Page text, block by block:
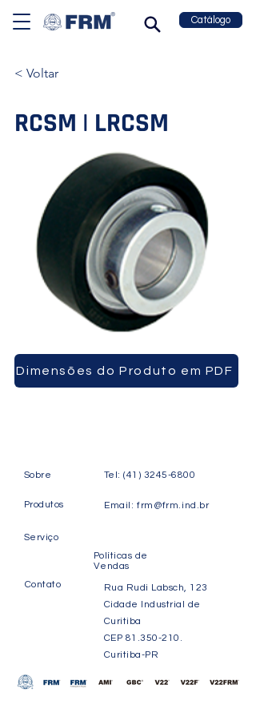
Catálogo
< Voltar
RCSM | LRCSM
Dimensões do Produto em PDF
Sobre Tel:(41) 3245-6800
Produtos Email:frm@frm.ind.br
Serviço
Políticas de
Vendas
Contato
Rua Rudi Labsch, 123
Cidade Industrial de
Curitiba
CEP 81.350-210 .
Curitiba-PR